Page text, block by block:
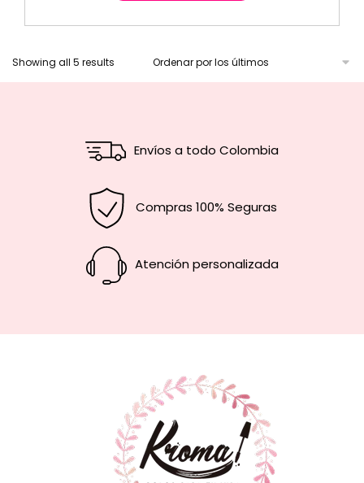
Showing all 5 results
Envíos a todo Colombia
Compras 100% Seguras
Atención personalizada